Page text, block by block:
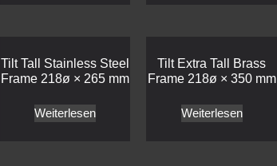
Tilt Tall Stainless Steel
Frame 218ø × 265 mm
Weiterlesen
Tilt Extra Tall Brass
Frame 218ø × 350 mm
Weiterlesen